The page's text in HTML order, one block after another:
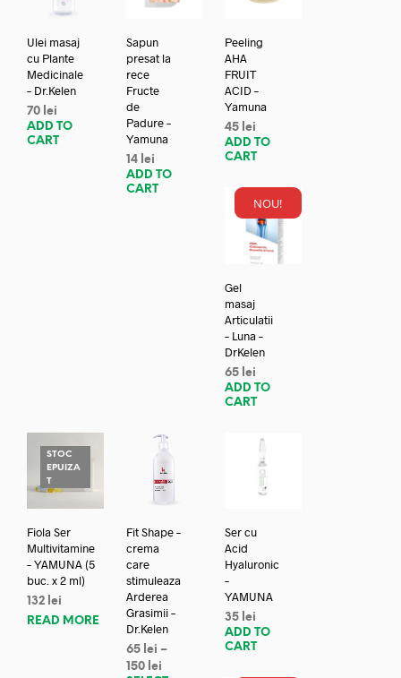
Ulei masaj
cu Plante
Medicinale
– Dr.Kelen
70 lei
ADD TO
CART
Sapun
presat la
rece
Fructe
de
Padure –
Yamuna
14 lei
ADD TO
CART
Peeling
AHA
FRUIT
ACID –
Yamuna
45 lei
ADD TO
CART
NOU!
Gel
masaj
Articulatii
– Luna –
DrKelen
65 lei
ADD TO
CART
STOC
EPUIZA
T
Fiola Ser
Multivitamine
– YAMUNA (5
buc. x 2 ml)
132 lei
READ MORE
Fit Shape –
crema
care
stimuleaza
Arderea
Grasimii –
Dr.Kelen
65 lei –
150 lei
Ser cu
Acid
Hyaluronic
–
YAMUNA
35 lei
ADD TO
CART